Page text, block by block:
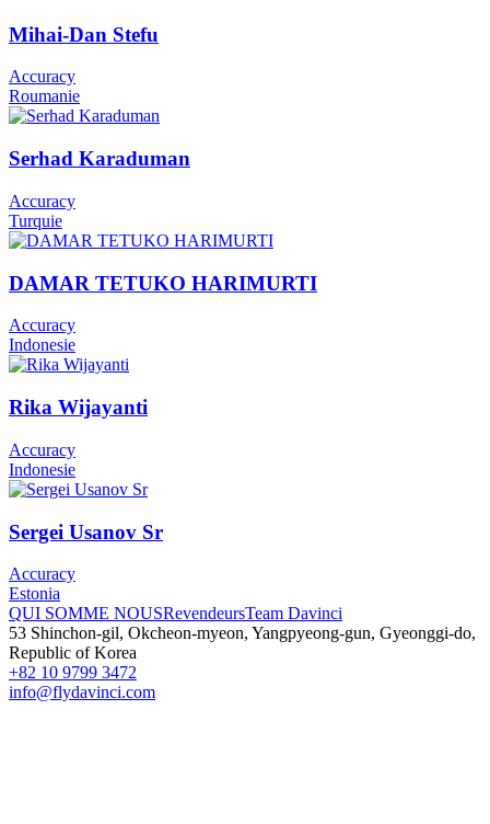
Mihai-Dan Stefu
Accuracy
Roumanie
Serhad Karaduman
Accuracy
Turquie
DAMAR TETUKO HARIMURTI
Accuracy
Indonesie
Rika Wijayanti
Accuracy
Indonesie
Sergei Usanov Sr
Accuracy
Estonia
QUI SOMME NOUSRevendeursTeam Davinci
53 Shinchon-gil, Okcheon-myeon, Yangpyeong-gun, Gyeonggi-do,
Republic of Korea
+82 10 9799 3472
info@flydavinci.com